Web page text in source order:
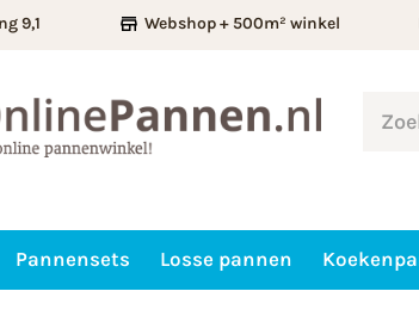
9,1 Webshop + 500m² winkel
Pannensets Losse pannen